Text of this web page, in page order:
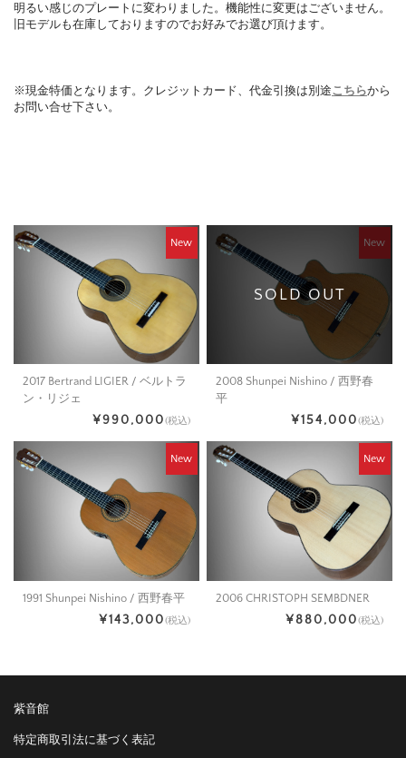
明るい感じのプレートに変わりました。機能性に変更はございません。
旧モデルも在庫しておりますのでお好みでお選び頂けます。
※現金特価となります。クレジットカード、代金引換は別途こちらから
お問い合せ下さい。
New
2017 Bertrand LIGIER / ベルトラ
ン・リジェ
¥990,000(税込)
SOLD OUT
New
2008 Shunpei Nishino / 西野春
平
¥154,000(税込)
New
1991 Shunpei Nishino / 西野春平
¥143,000(税込)
New
2006 CHRISTOPH SEMBDNER
¥880,000(税込)
紫音館
特定商取引法に基づく表記